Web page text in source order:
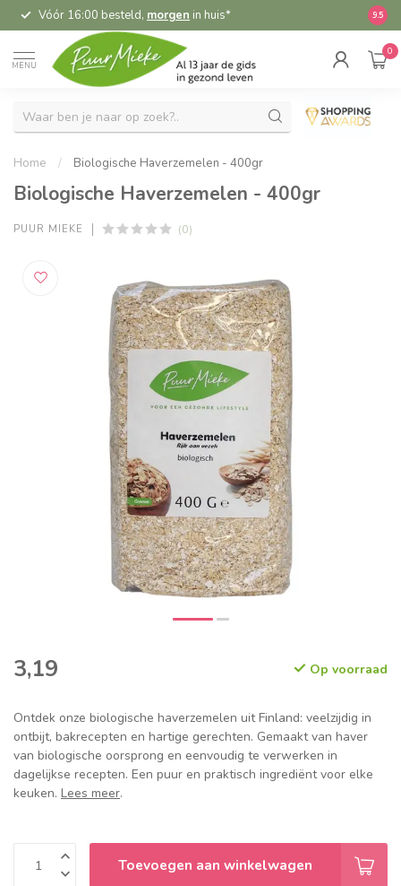
Vóór 16:00 besteld, morgen in huis* 9.5
MENU
0
Home / Biologische Haverzemelen - 400gr
Biologische Haverzemelen - 400gr
PUUR MIEKE (0)
3,19 Op voorraad
Ontdek onze biologische haverzemelen uit Finland: veelzijdig in
ontbijt, bakrecepten en hartige gerechten. Gemaakt van haver
van biologische oorsprong en eenvoudig te verwerken in
dagelijkse recepten. Een puur en praktisch ingrediënt voor elke
keuken. Lees meer.
Toevoegen aan winkelwagen